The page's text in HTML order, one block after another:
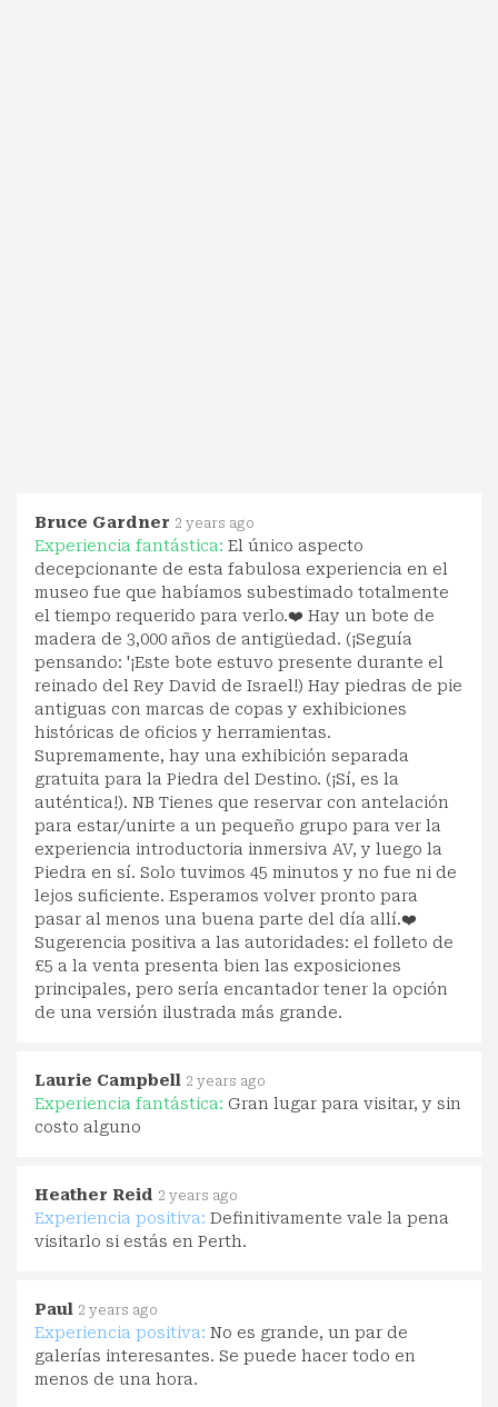
Bruce Gardner 2 years ago
Experiencia fantástica: El único aspecto
decepcionante de esta fabulosa experiencia en el
museo fue que habíamos subestimado totalmente
el tiempo requerido para verlo.❤️ Hay un bote de
madera de 3,000 años de antigüedad. (¡Seguía
pensando: '¡Este bote estuvo presente durante el
reinado del Rey David de Israel!) Hay piedras de pie
antiguas con marcas de copas y exhibiciones
históricas de oficios y herramientas.
Supremamente, hay una exhibición separada
gratuita para la Piedra del Destino. (¡Sí, es la
auténtica!). NB Tienes que reservar con antelación
para estar/unirte a un pequeño grupo para ver la
experiencia introductoria inmersiva AV, y luego la
Piedra en sí. Solo tuvimos 45 minutos y no fue ni de
lejos suficiente. Esperamos volver pronto para
pasar al menos una buena parte del día allí.❤️
Sugerencia positiva a las autoridades: el folleto de
£5 a la venta presenta bien las exposiciones
principales, pero sería encantador tener la opción
de una versión ilustrada más grande.
Laurie Campbell 2 years ago
Experiencia fantástica: Gran lugar para visitar, y sin
costo alguno
Heather Reid 2 years ago
Experiencia positiva: Definitivamente vale la pena
visitarlo si estás en Perth.
Paul 2 years ago
Experiencia positiva: No es grande, un par de
galerías interesantes. Se puede hacer todo en
menos de una hora.